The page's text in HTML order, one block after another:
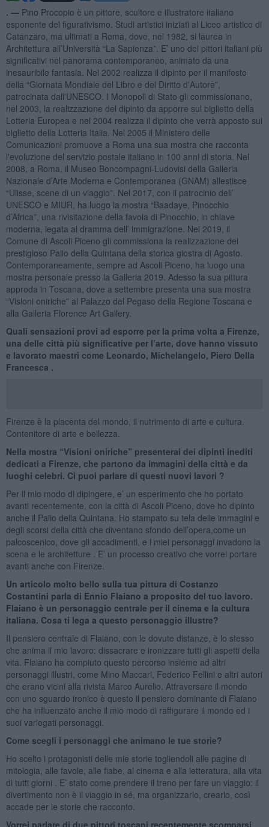
. — Pino Procopio è un pittore, scultore e illustratore italiano
esponente del figurativismo. Studi artistici iniziati al Liceo artistico di
Catanzaro, ma ultimati a Roma, dove, nel 1982, si laurea in
Architettura all’Università “La Sapienza”. E’ uno dei pittori italiani più
significativi nel panorama contemporaneo, animato da una
inesauribile fantasia. Nel 2002 realizza il dipinto per il manifesto
della “Giornata Mondiale del Libro e del Diritto d'Autore”,
patrocinata dall'UNESCO. I Monopoli di Stato gli commissionano,
nel 2003, la realizzazione del dipinto da apporre sul biglietto della
Lotteria Europea e nel 2004 realizza il dipinto che verrà apposto sul
biglietto della Lotteria Italia. Nel 2005 il Ministero delle
Comunicazioni promuove a Roma una sua mostra che racconta
l'evoluzione del servizio postale italiano in 100 anni di storia. Nel
2008, a Roma, il Museo Boncompagni-Ludovisi della Galleria
Nazionale d’Arte Moderna e Contemporanea (GNAM) allestisce
“Ulisse, scene di un viaggio”. Nel 2017, con il patrocinio dell’
UNESCO e MIUR, ha luogo la mostra “Baadaye, Pinocchio
d’Africa”, una rivisitazione della favola di Pinocchio, in chiave
moderna, legata al dramma dell’ immigrazione. Nel 2019, il
Comune di Ascoli Piceno gli commissiona la realizzazione del
prestigioso Palio della Quintana della storica giostra di Agosto.
Contemporaneamente, sempre ad Ascoli Piceno, ha luogo una
mostra personale presso la Galleria 2019. Adesso la sua pittura
approda in Toscana, dove a settembre presenta una sua mostra
“Visioni oniriche” al Palazzo del Pegaso della Regione Toscana e
alla Galleria Florence Art Gallery.
Quali sensazioni provi ad esporre per la prima volta a Firenze,
una delle città più significative per l’arte, dove hanno vissuto
e lavorato maestri come Leonardo, Michelangelo, Piero Della
Francesca .
Firenze è la placenta del mondo, il nutrimento di arte e cultura.
Contenitore di arte e bellezza.
Nella mostra “Visioni oniriche” presenterai dei dipinti inediti
dedicati a Firenze, che partono da immagini della città e da
luoghi celebri. Ci puoi parlare di questi nuovi lavori ?
Per il mio modo di dipingere, e’ un esperimento che ho portato
avanti recentemente, con la città di Ascoli Piceno, dove ho dipinto
anche il Palio della Quintana. Ho stampato su tela delle immagini e
degli scorsi della città che diventano sfondo dell’opera,come un
palcoscenico, dove gli accadimenti, e i miei personaggi invadono la
scena e le architetture . E’ un processo creativo che vorrei portare
avanti anche con Firenze.
Un articolo molto bello sulla tua pittura di Costanzo
Costantini parla di Ennio Flaiano a proposito del tuo lavoro.
Flaiano è un personaggio centrale per il cinema e la cultura
italiana. Cosa ti lega a questo personaggio illustre?
Il pensiero centrale di Flaiano, con le dovute distanze, è lo stesso
che anima il mio lavoro: dissacrare e ironizzare tutti gli aspetti della
vita. Flaiano ha compiuto questo percorso insieme ad altri
personaggi illustri, come Mino Maccari, Federico Fellini e altri autori
che erano vicini alla rivista Marco Aurelio. Attraversare il mondo
con uno sguardo ironico è questo il pensiero dominante di Flaiano
che ha influenzato anche il mio modo di raffigurare il mondo ed i
suoi variegati personaggi.
Come scegli i personaggi che animano le tue storie?
Ho scelto i protagonisti delle mie storie togliendoli alle pagine di
mitologia, alle favole, alle fiabe, al cinema e alla letteratura, alla vita
di tutti giorni . E’ stato come prendere il treno per fare un viaggio: il
divertimento non è il viaggio in sé, ma organizzarlo, crearlo, così
accade per le storie che racconto.
Vorrei parlare di due pittori toscani recentemente scomparsi,